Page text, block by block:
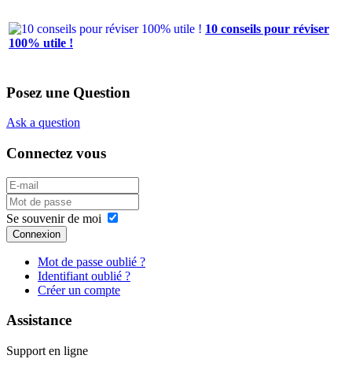
10 conseils pour réviser
100% utile !
Posez une Question
Ask a question
Connectez vous
Se souvenir de moi
Connexion
Mot de passe oublié ?
Identifiant oublié ?
Créer un compte
Assistance
Support en ligne